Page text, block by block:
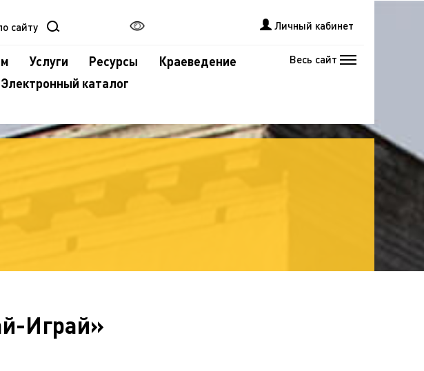
Личный кабинет
Услуги Ресурсы
Краеведение
Электронный каталог
Весь сайт
Играй»